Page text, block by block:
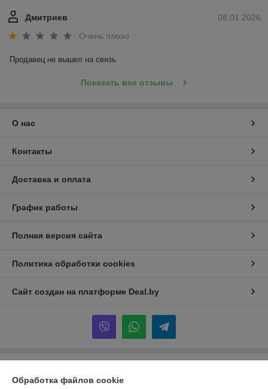
08.01.2026
Дмитриев
Очень плохо
Продавец не вышел на связь
Показать все отзывы
О нас
Контакты
Доставка и оплата
График работы
Полная версия сайта
Политика обработки cookies
Сайт создан на платформе Deal.by
Обработка файлов cookie